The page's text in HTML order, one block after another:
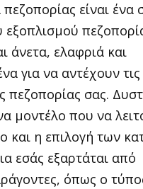
είναι ένα
εξοπλισμού
άνετα, ελαφριά και
για να αντέχουν τις
πεζοπορίας σας.
μοντέλο που να
και η επιλογή των
εσάς εξαρτάται από
όπως ο